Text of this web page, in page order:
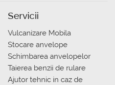
Servicii
Vulcanizare Mobila
Stocare anvelope
Schimbarea anvelopelor
Taierea benzii de rulare
Ajutor tehnic in caz de